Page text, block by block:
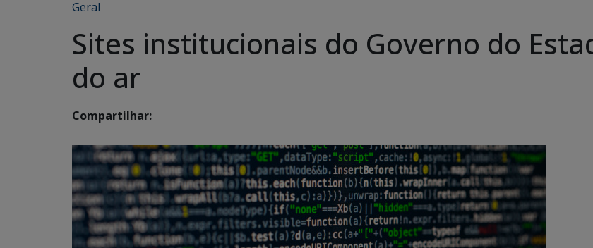
Geral
Sites institucionais do Governo do
do ar
Compartilhar: